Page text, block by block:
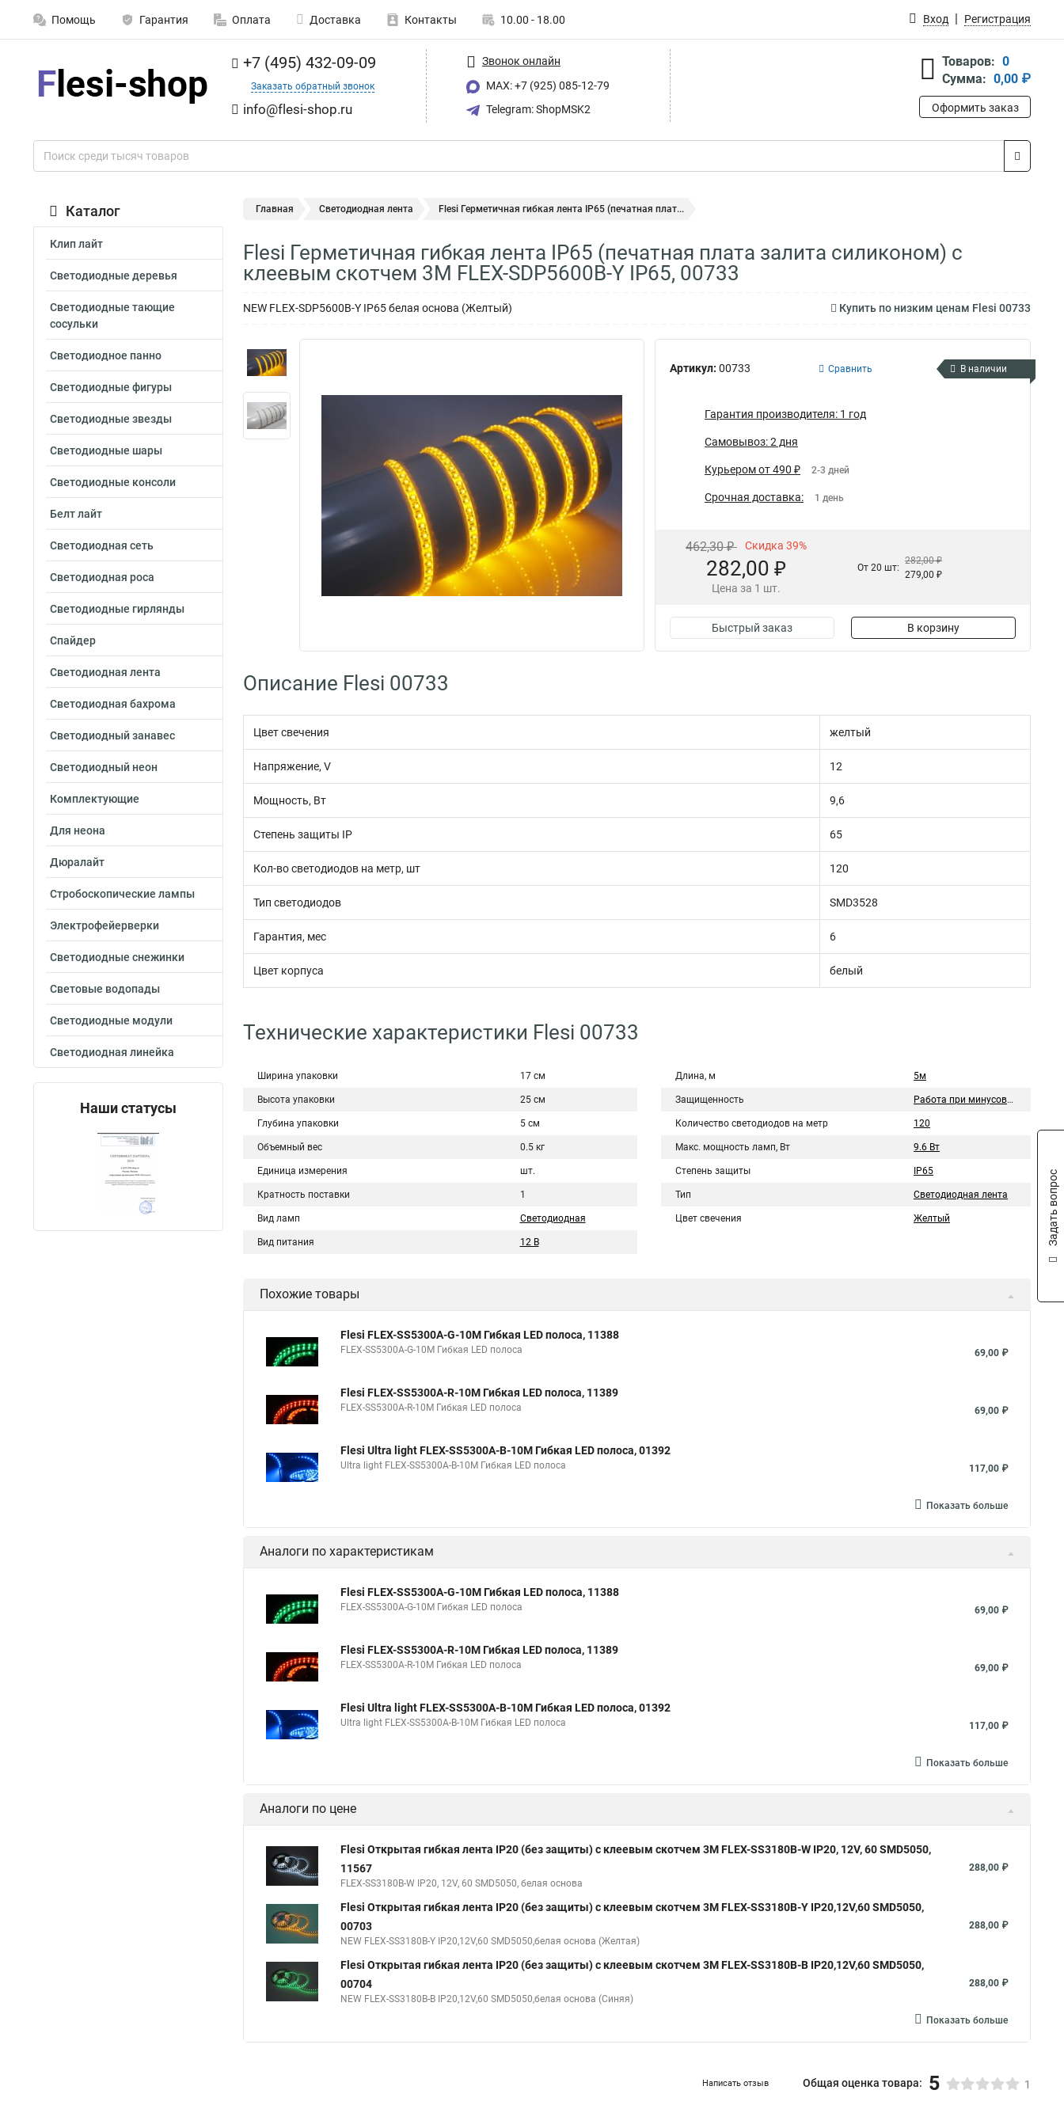
Помощь Гарантия Оплата Доставка Контакты 10.00 - 18.00 Вход Регистрация
+7 (495) 432-09-09
Заказать обратный звонок
info@flesi-shop.ru
Звонок онлайн
MAX: +7 (925) 085-12-79
Telegram: ShopMSK2
Товаров: 0
Сумма: 0,00 ₽
Оформить заказ
Каталог
Клип лайт
Светодиодные деревья
Светодиодные тающие
сосульки
Светодиодное панно
Светодиодные фигуры
Светодиодные звезды
Светодиодные шары
Светодиодные консоли
Белт лайт
Светодиодная сеть
Светодиодная роса
Светодиодные гирлянды
Спайдер
Светодиодная лента
Светодиодная бахрома
Светодиодный занавес
Светодиодный неон
Комплектующие
Для неона
Дюралайт
Стробоскопические лампы
Электрофейерверки
Светодиодные снежинки
Световые водопады
Светодиодные модули
Светодиодная линейка
Наши статусы
Главная Светодиодная лента Flesi Герметичная гибкая лента IP65 (печатная плат...
Flesi Герметичная гибкая лента IP65 (печатная плата залита силиконом) с
клеевым скотчем 3М FLEX-SDP5600B-Y IP65, 00733
NEW FLEX-SDP5600B-Y IP65 белая основа (Желтый) Купить по низким ценам Flesi 00733
Артикул: 00733 Сравнить В наличии
Гарантия производителя: 1 год
Самовывоз: 2 дня
Курьером от 490 ₽ 2-3 дней
Срочная доставка: 1 день
462,30 ₽ Скидка 39%
282,00 ₽
Цена за 1 шт.
От 20 шт:
282,00 ₽
279,00 ₽
Быстрый заказ В корзину
Описание Flesi 00733
Цвет свечения желтый
Напряжение, V 12
Мощность, Вт 9,6
Степень защиты IP 65
Кол-во светодиодов на метр, шт 120
Тип светодиодов SMD3528
Гарантия, мес 6
Цвет корпуса белый
Технические характеристики Flesi 00733
Ширина упаковки 17 см
Высота упаковки 25 см
Глубина упаковки 5 см
Объемный вес 0.5 кг
Единица измерения шт.
Кратность поставки 1
Вид ламп Светодиодная
Вид питания 12 В
Длина, м 5м
Защищенность Работа при минусовых температурах
Количество светодиодов на метр 120
Макс. мощность ламп, Вт 9.6 Вт
Степень защиты IP65
Тип Светодиодная лента
Цвет свечения Желтый
Похожие товары
Flesi FLEX-SS5300A-G-10M Гибкая LED полоса, 11388
FLEX-SS5300A-G-10M Гибкая LED полоса 69,00 ₽
Flesi FLEX-SS5300A-R-10M Гибкая LED полоса, 11389
FLEX-SS5300A-R-10M Гибкая LED полоса 69,00 ₽
Flesi Ultra light FLEX-SS5300A-B-10M Гибкая LED полоса, 01392
Ultra light FLEX-SS5300A-B-10M Гибкая LED полоса 117,00 ₽
Показать больше
Аналоги по характеристикам
Flesi FLEX-SS5300A-G-10M Гибкая LED полоса, 11388
FLEX-SS5300A-G-10M Гибкая LED полоса 69,00 ₽
Flesi FLEX-SS5300A-R-10M Гибкая LED полоса, 11389
FLEX-SS5300A-R-10M Гибкая LED полоса 69,00 ₽
Flesi Ultra light FLEX-SS5300A-B-10M Гибкая LED полоса, 01392
Ultra light FLEX-SS5300A-B-10M Гибкая LED полоса 117,00 ₽
Показать больше
Аналоги по цене
Flesi Открытая гибкая лента IP20 (без защиты) с клеевым скотчем 3М FLEX-SS3180В-W IP20, 12V, 60 SMD5050,
11567
FLEX-SS3180В-W IP20, 12V, 60 SMD5050, белая основа
288,00 ₽
Flesi Открытая гибкая лента IP20 (без защиты) с клеевым скотчем 3М FLEX-SS3180В-Y IP20,12V,60 SMD5050,
00703
NEW FLEX-SS3180В-Y IP20,12V,60 SMD5050,белая основа (Желтая)
288,00 ₽
Flesi Открытая гибкая лента IP20 (без защиты) с клеевым скотчем 3М FLEX-SS3180В-B IP20,12V,60 SMD5050,
00704
NEW FLEX-SS3180В-B IP20,12V,60 SMD5050,белая основа (Синяя)
288,00 ₽
Показать больше
Написать отзыв Общая оценка товара: 5 1
Задать вопрос